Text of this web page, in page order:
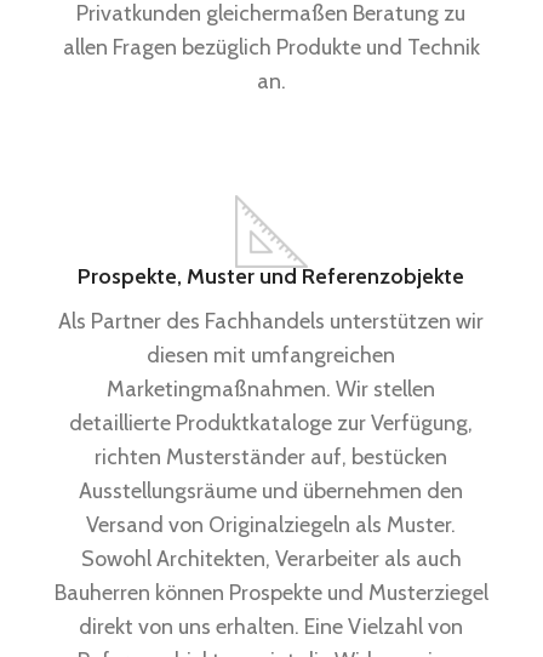
Privatkunden gleichermaßen Beratung zu
allen Fragen bezüglich Produkte und Technik
an.
Prospekte, Muster und Referenzobjekte
Als Partner des Fachhandels unterstützen wir
diesen mit umfangreichen
Marketingmaßnahmen. Wir stellen
detaillierte Produktkataloge zur Verfügung,
richten Musterständer auf, bestücken
Ausstellungsräume und übernehmen den
Versand von Originalziegeln als Muster.
Sowohl Architekten, Verarbeiter als auch
Bauherren können Prospekte und Musterziegel
direkt von uns erhalten. Eine Vielzahl von